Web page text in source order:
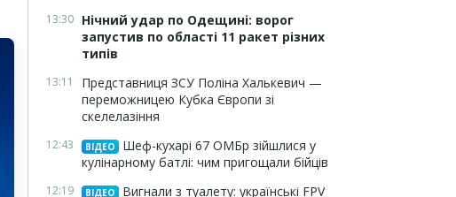
13:30 Нічний удар по Одещині: ворог
запустив по області 11 ракет різних
типів
13:11
Представниця ЗСУ Поліна Халькевич —
переможницею Кубка Європи зі
скелелазіння
12:43 ВІДЕО
Шеф-кухарі 67 ОМБр зійшлися у
кулінарному батлі: чим пригощали бійців
12:19 ВІДЕО
Вигнали з туалету: українські FPV